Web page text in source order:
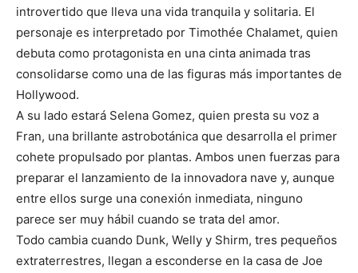
introvertido que lleva una vida tranquila y solitaria. El
personaje es interpretado por Timothée Chalamet, quien
debuta como protagonista en una cinta animada tras
consolidarse como una de las figuras más importantes de
Hollywood.
A su lado estará Selena Gomez, quien presta su voz a
Fran, una brillante astrobotánica que desarrolla el primer
cohete propulsado por plantas. Ambos unen fuerzas para
preparar el lanzamiento de la innovadora nave y, aunque
entre ellos surge una conexión inmediata, ninguno
parece ser muy hábil cuando se trata del amor.
Todo cambia cuando Dunk, Welly y Shirm, tres pequeños
extraterrestres, llegan a esconderse en la casa de Joe